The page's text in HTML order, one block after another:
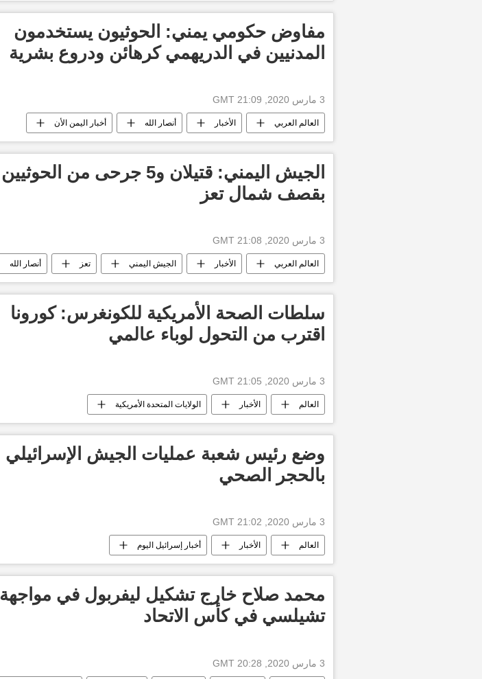
مفاوض حكومي يمني: الحوثيون يستخدمون
المدنيين في الدريهمي كرهائن ودروع بشرية
3 مارس 2020, 21:09 GMT
العالم العربي الأخبار أنصار الله أخبار اليمن الأن
الجيش اليمني: قتيلان و5 جرحى من الحوثيين
بقصف شمال تعز
3 مارس 2020, 21:08 GMT
العالم العربي الأخبار الجيش اليمني تعز أنصار الله
سلطات الصحة الأمريكية للكونغرس: كورونا
اقترب من التحول لوباء عالمي
3 مارس 2020, 21:05 GMT
العالم الأخبار الولايات المتحدة الأمريكية
وضع رئيس شعبة عمليات الجيش الإسرائيلي
بالحجر الصحي
3 مارس 2020, 21:02 GMT
العالم الأخبار أخبار إسرائيل اليوم
محمد صلاح خارج تشكيل ليفربول في مواجهة
تشيلسي في كأس الاتحاد
3 مارس 2020, 20:28 GMT